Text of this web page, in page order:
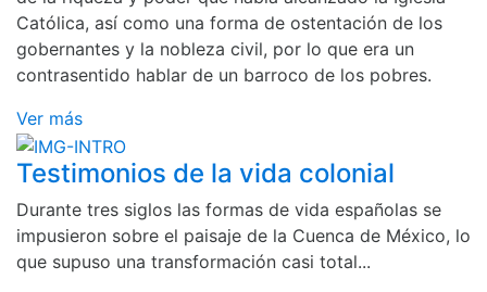
Católica, así como una forma de ostentación de los
gobernantes y la nobleza civil, por lo que era un
contrasentido hablar de un barroco de los pobres.
Ver más
Testimonios de la vida colonial
Durante tres siglos las formas de vida españolas se
impusieron sobre el paisaje de la Cuenca de México, lo
que supuso una transformación casi total...